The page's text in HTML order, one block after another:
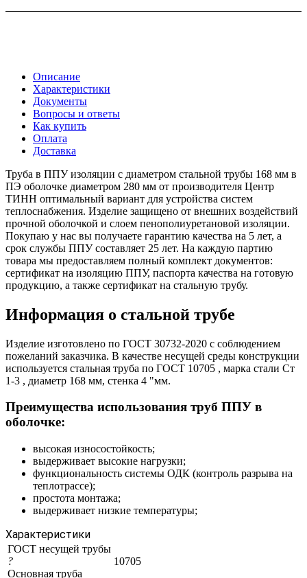
Описание
Характеристики
Документы
Вопросы и ответы
Как купить
Оплата
Доставка
Труба в ППУ изоляции с диаметром стальной трубы 168 мм в
ПЭ оболочке диаметром 280 мм от производителя Центр
ТИНН оптимальный вариант для устройства систем
теплоснабжения. Изделие защищено от внешних воздействий
прочной оболочкой и слоем пенополиуретановой изоляции.
Покупаю у нас вы получаете гарантию качества на 5 лет, а
срок службы ППУ составляет 25 лет. На каждую партию
товара мы предоставляем полный комплект документов:
сертификат на изоляцию ППУ, паспорта качества на готовую
продукцию, а также сертификат на стальную трубу.
Информация о стальной трубе
Изделие изготовлено по ГОСТ 30732-2020 с соблюдением
пожеланий заказчика. В качестве несущей среды конструкции
используется стальная труба по ГОСТ 10705 , марка стали Ст
1-3 , диаметр 168 мм, стенка 4 "мм.
Преимущества использования труб ППУ в
оболочке:
высокая износостойкость;
выдерживает высокие нагрузки;
функциональность системы ОДК (контроль разрыва на
теплотрассе);
простота монтажа;
выдерживает низкие температуры;
Характеристики
ГОСТ несущей трубы
?
Основная труба
10705